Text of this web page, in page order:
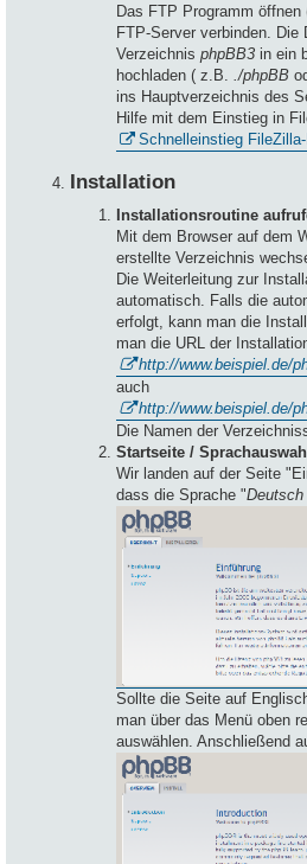
Das FTP Programm
FTP-Server verbinden. Die
Verzeichnis phpBB3 in ein
hochladen ( z.B.
./phpBB
ins Hauptverzeichnis des
Hilfe mit dem Einstieg in
Schnelleinstieg
Installation
Installationsroutine
Mit dem Browser auf dem
erstellte Verzeichnis
Die Weiterleitung zur
automatisch. Falls die
erfolgt, kann man die
man die URL der
http://www.beispiel.de/
auch
http://www.beispiel.de/
Die Namen der
Startseite / Sprachauswahl
Wir landen auf der Seite
dass die Sprache "Deutsch
Sollte die Seite auf
man über das Menü oben
auswählen. Anschließend